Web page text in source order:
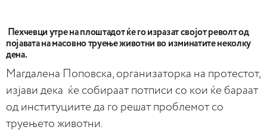
Пехчевци утре на плоштадот ќе го изразат својот револт од
појавата на масовно труење животни во изминатите неколку
дена.
Магдалена Поповска, организаторка на протестот,
изјави дека ќе собираат потписи со кои ќе бараат
од институциите да го решат проблемот со
труењето животни.